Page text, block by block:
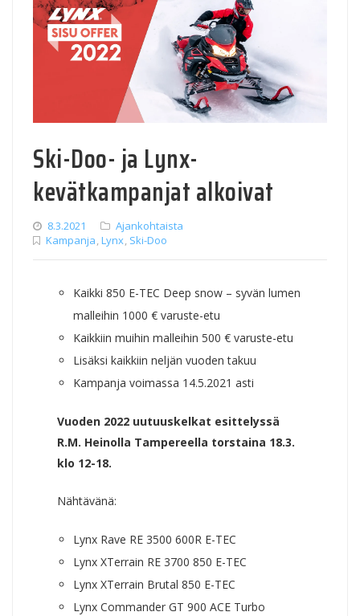
Ski-Doo- ja Lynx-
kevätkampanjat alkoivat
8.3.2021
Ajankohtaista
Kampanja,Lynx, Ski-Doo
Kaikki 850 E-TEC Deep snow – syvän lumen
malleihin 1000 € varuste-etu
Kaikkiin muihin malleihin 500 € varuste-etu
Lisäksi kaikkiin neljän vuoden takuu
Kampanja voimassa 14.5.2021 asti
Vuoden 2022 uutuuskelkat esittelyssä
R.M. Heinolla Tampereella torstaina 18.3.
klo 12-18.
Nähtävänä:
Lynx Rave RE 3500 600R E-TEC
Lynx XTerrain RE 3700 850 E-TEC
Lynx XTerrain Brutal 850 E-TEC
Lynx Commander GT 900 ACE Turbo